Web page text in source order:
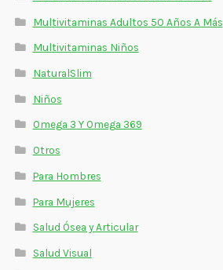
Multivitaminas Adultos 50 Años A Más
Multivitaminas Niños
NaturalSlim
Niños
Omega 3 Y Omega 369
Otros
Para Hombres
Para Mujeres
Salud Ósea y Articular
Salud Visual